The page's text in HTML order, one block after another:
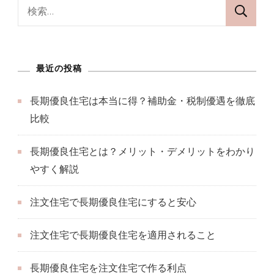
最近の投稿
長期優良住宅は本当に得？補助金・税制優遇を徹底
比較
長期優良住宅とは？メリット・デメリットをわかり
やすく解説
注文住宅で長期優良住宅にすると安心
注文住宅で長期優良住宅を適用されること
長期優良住宅を注文住宅で作る利点